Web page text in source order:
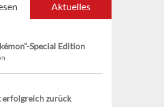
Aktuelles
Special Edition
zurück